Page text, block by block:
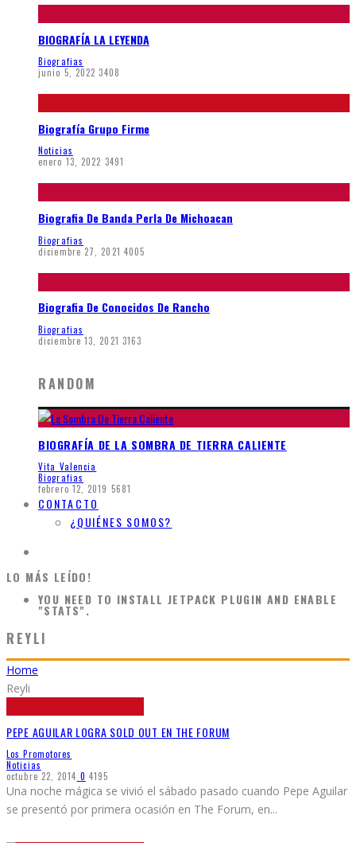
BIOGRAFÍA LA LEYENDA
Biografias
junio 5, 2022 3408
Biografía Grupo Firme
Noticias
enero 13, 2022 3491
Biografia De Banda Perla De Michoacan
Biografias
diciembre 27, 2021 4005
Biografia De Conocidos De Rancho
Biografias
diciembre 13, 2021 3163
RANDOM
BIOGRAFÍA DE LA SOMBRA DE TIERRA CALIENTE
Vita Valencia
Biografias
febrero 12, 2019 5681
CONTACTO
¿QUIÉNES SOMOS?
LO MÁS LEÍDO!
YOU NEED TO INSTALL JETPACK PLUGIN AND ENABLE
"STATS".
REYLI
Home
Reyli
PEPE AGUILAR LOGRA SOLD OUT EN THE FORUM
Los Promotores
Noticias
octubre 22, 2014 0 4195
Una noche mágica se vivió el sábado pasado cuando Pepe Aguilar
se presentó por primera ocasión en The Forum, en...